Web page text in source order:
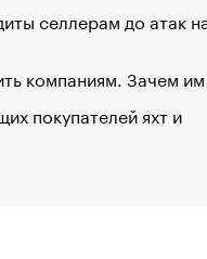
селлерам до атак
компаниям. Зачем
покупателей яхт и